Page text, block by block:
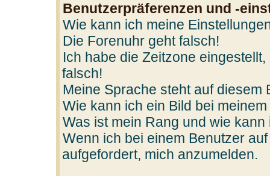
Benutzerpräferenzen und -
Wie kann ich meine
Die Forenuhr geht falsch!
Ich habe die Zeitzone
falsch!
Meine Sprache steht auf diesem
Wie kann ich ein Bild bei
Was ist mein Rang und wie
Wenn ich bei einem Benutzer
aufgefordert, mich anzumelden.